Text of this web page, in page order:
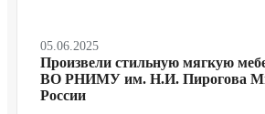
05.06.2025
Произвели стильную мягкую
ВО РНИМУ им. Н.И. Пирогова
России